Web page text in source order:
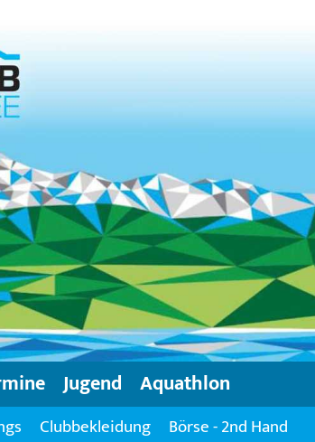
Jugend Aquathlon
Clubbekleidung Börse - 2nd Hand